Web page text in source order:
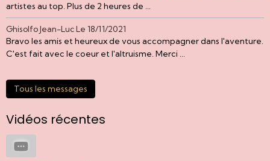
artistes au top. Plus de 2 heures de ...
Ghisolfo Jean-LucLe 18/11/2021
Bravo les amis et heureux de vous accompagner dans l'aventure.
C'est fait avec le coeur et l'altruisme. Merci ...
Tous les messages
Vidéos récentes